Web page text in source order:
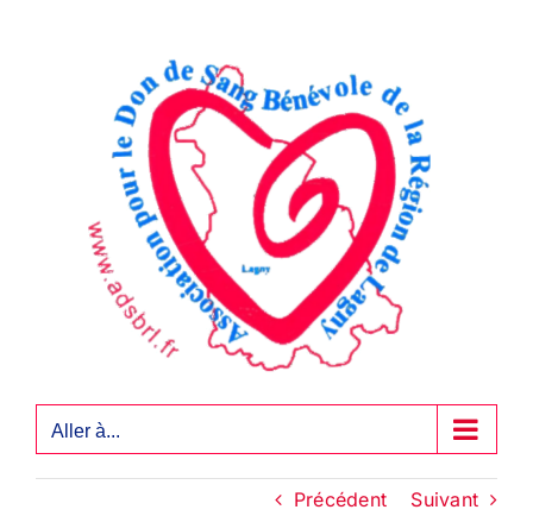
Aller à...
Précédent Suivant